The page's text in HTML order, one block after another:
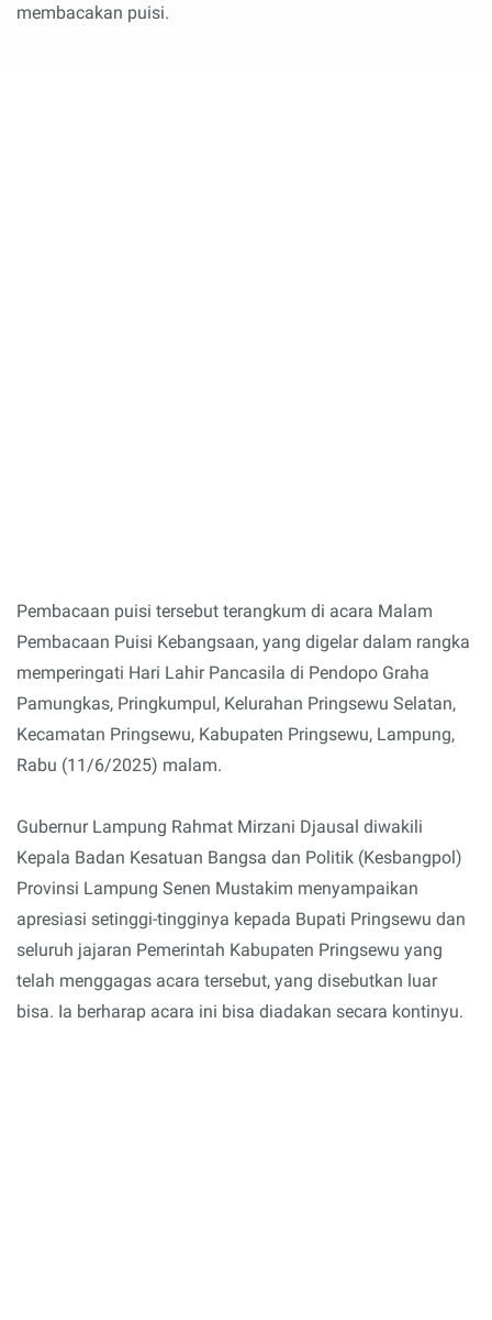
membacakan puisi.
Pembacaan puisi tersebut terangkum di acara Malam
Pembacaan Puisi Kebangsaan, yang digelar dalam rangka
memperingati Hari Lahir Pancasila di Pendopo Graha
Pamungkas, Pringkumpul, Kelurahan Pringsewu Selatan,
Kecamatan Pringsewu, Kabupaten Pringsewu, Lampung,
Rabu (11/6/2025) malam.
Gubernur Lampung Rahmat Mirzani Djausal diwakili
Kepala Badan Kesatuan Bangsa dan Politik (Kesbangpol)
Provinsi Lampung Senen Mustakim menyampaikan
apresiasi setinggi-tingginya kepada Bupati Pringsewu dan
seluruh jajaran Pemerintah Kabupaten Pringsewu yang
telah menggagas acara tersebut, yang disebutkan luar
bisa. Ia berharap acara ini bisa diadakan secara kontinyu.